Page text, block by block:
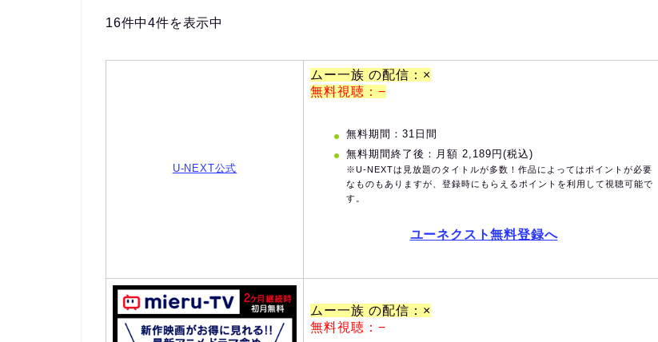
16件中4件を表示中
U-NEXT公式
ムー一族 の配信：×
無料視聴：−
無料期間：31日間
無料期間終了後：月額 2,189円(税込)
※U-NEXTは見放題のタイトルが多数！作品によってはポイントが必要
なものもありますが、登録時にもらえるポイントを利用して視聴可能で
す。
ユーネクスト無料登録へ
ムー一族 の配信：×
無料視聴：−